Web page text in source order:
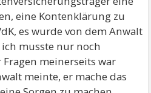
eine Kontenklärung zu
es wurde von dem Anwalt
musste nur noch
meinerseits war
meinte, er mache das